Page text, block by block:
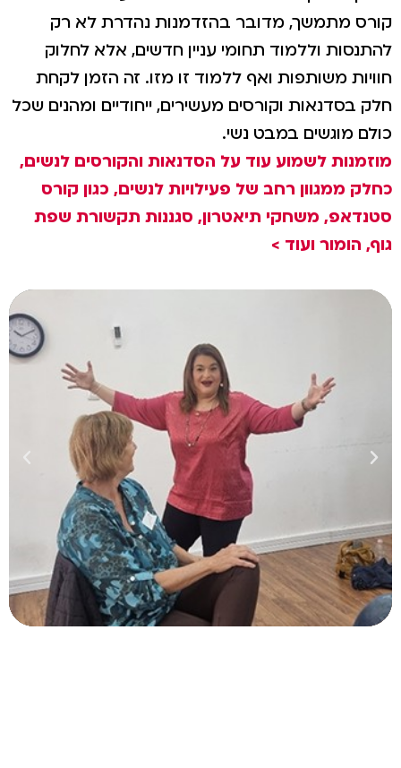
קורס מתמשך, מדובר בהזדמנות נהדרת לא רק
להתנסות וללמוד תחומי עניין חדשים, אלא לחלוק
חוויות משותפות ואף ללמוד זו מזו. זה הזמן לקחת
חלק בסדנאות וקורסים מעשירים, ייחודיים ומהנים שכל
כולם מוגשים במבט נשי.
מוזמנות לשמוע עוד על הסדנאות והקורסים לנשים,
כחלק ממגוון רחב של פעילויות לנשים, כגון קורס
סטנדאפ, משחקי תיאטרון, סגננות תקשורת שפת
גוף, הומור ועוד >